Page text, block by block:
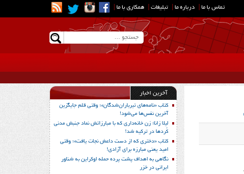
تماس با ما درباره ما تبلیغات همکاری با ما
آخرین اخبار
کتاب «نامه‌های تیرباران‌شدگان»؛ وقتی قلم جایگزین
آخرین نفس‌ها می‌شود!
لیلا زانا؛ زن خانه‌داری که با مبارزاتش نماد جنبش مدنی
کُردها در ترکیه شد!
کتاب «دختری که از دست داعش نجات یافت»؛ وقتی
امید یعنی مبارزه برای آزادی!
نگاهی به اهداف پشت پرده حمله اوکراین به شناور
ایرانی در خزر